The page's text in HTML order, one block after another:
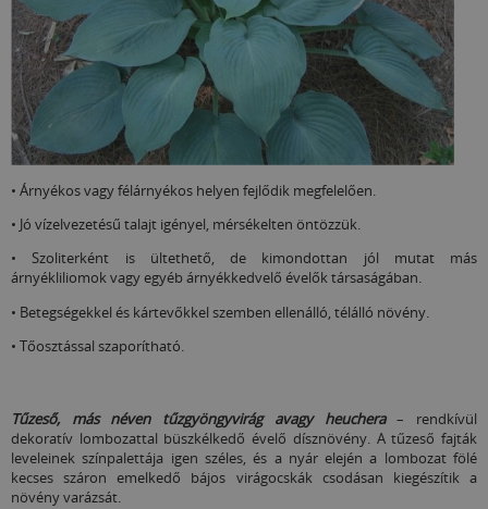
• Árnyékos vagy félárnyékos helyen fejlődik megfelelően.
• Jó vízelvezetésű talajt igényel, mérsékelten öntözzük.
• Szoliterként is ültethető, de kimondottan jól mutat más
árnyékliliomok vagy egyéb árnyékkedvelő évelők társaságában.
• Betegségekkel és kártevőkkel szemben ellenálló, télálló növény.
• Tőosztással szaporítható.
Tűzeső, más néven tűzgyöngyvirág avagy heuchera– rendkívül
dekoratív lombozattal büszkélkedő évelő dísznövény. A tűzeső fajták
leveleinek színpalettája igen széles, és a nyár elején a lombozat fölé
kecses száron emelkedő bájos virágocskák csodásan kiegészítik a
növény varázsát.